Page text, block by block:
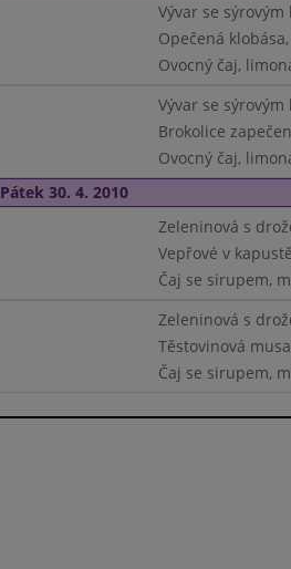
Vývar se
Opečená
Ovocný čaj,
Vývar se
Brokolice
Ovocný čaj,
Pátek 30. 4. 2010
Zeleninová s
Vepřové v
Čaj se sirupem,
Zeleninová s
Těstovinová
Čaj se sirupem,